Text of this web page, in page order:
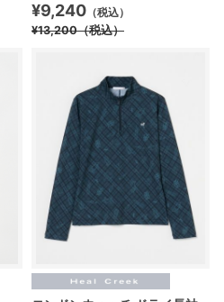
¥9,240 （税込）
¥13,200（税込）